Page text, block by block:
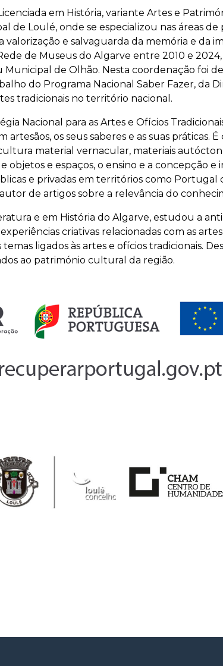
em História, variante Artes e
de Loulé, onde se especializou nas áreas
e salvaguarda da memória e da
de Museus do Algarve entre 2010 e
de Olhão. Nesta coordenação foi
do Programa Nacional Saber Fazer, da
tradicionais no território nacional.
Nacional para as Artes e Ofícios
os seus saberes e as suas práticas.
material vernacular, materiais
objetos e espaços, o ensino e a concepção
e privadas em territórios como Portugal
de artigos sobre a relevância do
e em História do Algarve, estudou a
criativas relacionadas com as
ligados às artes e ofícios tradicionais.
ao património cultural da região.